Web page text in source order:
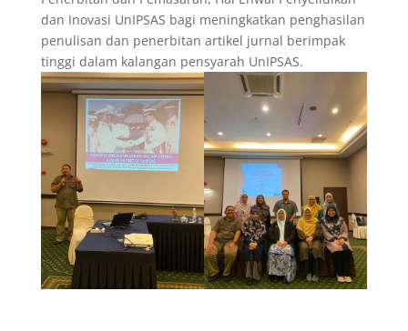
dan Inovasi UnIPSAS bagi meningkatkan penghasilan
penulisan dan penerbitan artikel jurnal berimpak
tinggi dalam kalangan pensyarah UnIPSAS.